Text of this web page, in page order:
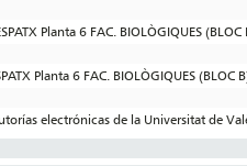
Planta 6 FAC. BIOLÒGIQUES (BLOC
Planta 6 FAC. BIOLÒGIQUES (BLOC
electrónicas de la Universitat de